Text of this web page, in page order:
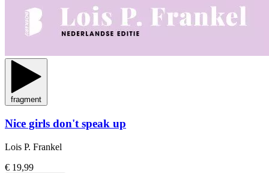
fragment
Nice girls don't speak up
Lois P. Frankel
€ 19,99